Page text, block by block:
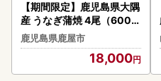
【期間限定】鹿児島県大隅
産 うなぎ蒲焼 4尾（600g
） KN007-004-04-cp18
うなぎ 鰻 魚 惣菜 総菜
鹿児島県鹿屋市
18,000